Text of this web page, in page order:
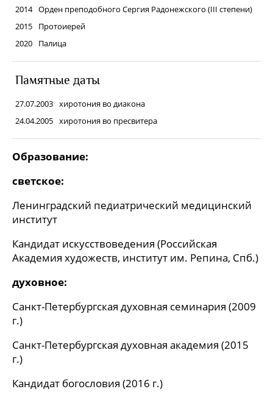
2014 Орден преподобного Сергия Радонежского (III степени)
2015
Протоиерей
2020
Палица
Памятные даты
27.07.2003 хиротония во диакона
24.04.2005 хиротония во пресвитера
Образование:
светское:
Ленинградский педиатрический медицинский
институт
Кандидат искусствоведения (Российская
Академия художеств, институт им. Репина, Спб.)
духовное:
Санкт-Петербургская духовная семинария (2009
г.)
Санкт-Петербургская духовная академия (2015
г.)
Кандидат богословия (2016 г.)